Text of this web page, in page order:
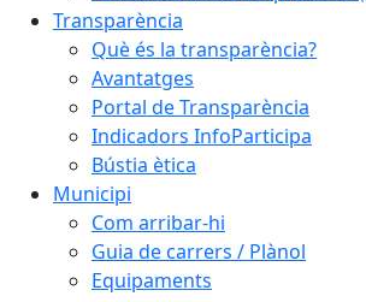
Transparència
Què és la transparència?
Avantatges
Portal de Transparència
Indicadors InfoParticipa
Bústia ètica
Municipi
Com arribar-hi
Guia de carrers / Plànol
Equipaments